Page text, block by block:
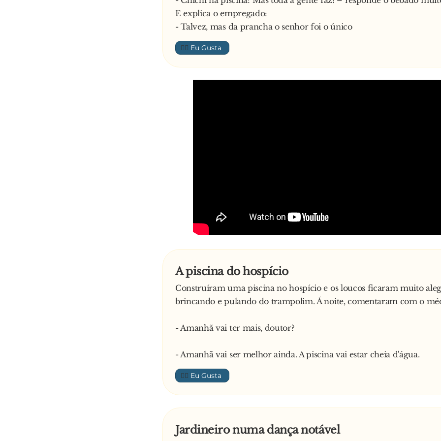
E explica o empregado:
- Talvez, mas da prancha o senhor foi o único
👍🏼
A piscina do hospício
Construíram uma piscina no hospício e os loucos ficaram muito
brincando e pulando do trampolim. Á noite, comentaram com o
- Amanhã vai ter mais, doutor?
- Amanhã vai ser melhor ainda. A piscina vai estar cheia d'água.
👍🏼
Jardineiro numa dança notável